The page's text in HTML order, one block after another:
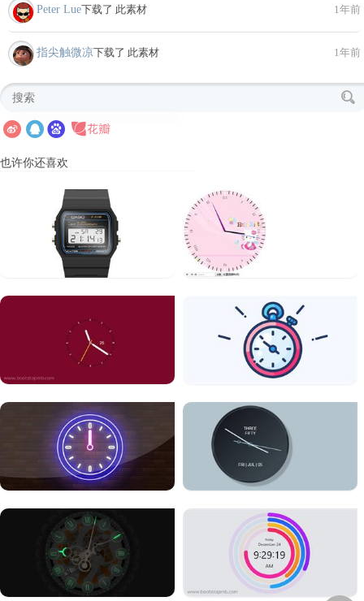
Peter Lue下载了 此素材 1年前
指尖触微凉下载了 此素材 1年前
也许你还喜欢